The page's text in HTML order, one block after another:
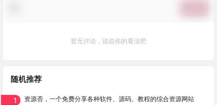
暂无讨论，说说你的看法吧
随机推荐
1 资源否，一个免费分享各种软件、源码、教程的综合资源网站